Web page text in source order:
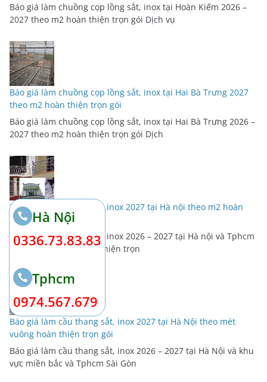
Báo giá làm chuồng cọp lồng sắt, inox tại Hoàn Kiếm 2026 –
2027 theo m2 hoàn thiện trọn gói Dịch vụ
Báo giá làm chuồng cọp lồng sắt, inox tại Hai Bà Trưng 2027
theo m2 hoàn thiện trọn gói
Báo giá làm chuồng cọp lồng sắt, inox tại Hai Bà Trưng 2026 –
2027 theo m2 hoàn thiện trọn gói Dịch
Báo giá làm lan can sắt, inox 2027 tại Hà nội theo m2 hoàn
thiện trọn gói
Báo giá làm lan can sắt, inox 2026 – 2027 tại Hà nội và Tphcm
Sài Gòn theo m2 hoàn thiện trọn
Báo giá làm cầu thang sắt, inox 2027 tại Hà Nội theo mét
vuông hoàn thiện trọn gói
Báo giá làm cầu thang sắt, inox 2026 – 2027 tại Hà Nội và khu
vực miền bắc và Tphcm Sài Gòn
Hà Nội
0336.73.83.83
Tphcm
0974.567.679